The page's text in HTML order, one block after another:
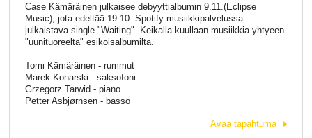
Case Kämäräinen julkaisee debyyttialbumin 9.11.(Eclipse
Music), jota edeltää 19.10. Spotify-musiikkipalvelussa
julkaistava single "Waiting". Keikalla kuullaan musiikkia yhtyeen
"uunituoreelta" esikoisalbumilta.
Tomi Kämäräinen - rummut
Marek Konarski - saksofoni
Grzegorz Tarwid - piano
Petter Asbjørnsen - basso
Avaa tapahtuma